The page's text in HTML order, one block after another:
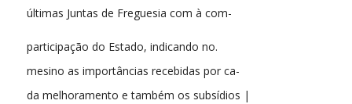
últimas Juntas de Freguesia com à com-
participação do Estado, indicando no.
mesino as importâncias recebidas por ca-
da melhoramento e também os subsídios |